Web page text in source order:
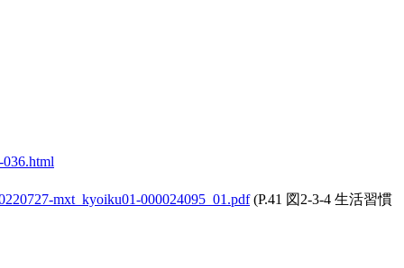
mxt_kyoiku01-000024095_01.pdf(P.41 図2-3-4 生活習慣